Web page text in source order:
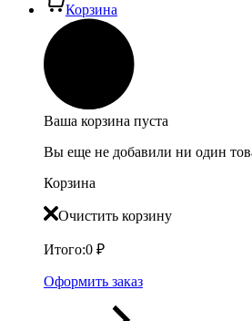
Корзина
Ваша корзина пуста
Вы еще не добавили ни один
Корзина
Очистить корзину
Итого:0 ₽
Оформить заказ